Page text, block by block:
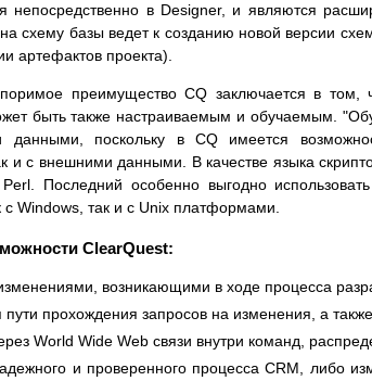
непосредственно в Designer, и являются
схему базы ведет к созданию новой версии
артефактов проекта).
преимущество CQ заключается в том,
быть также настраиваемым и обучаемым.
данными, поскольку в CQ имеется
и с внешними данными. В качестве языка
Последний особенно выгодно
Windows, так и с Unix платформами.
ClearQuest:
возникающими в ходе процесса
прохождения запросов на изменения, а
World Wide Web связи внутри команд,
и проверенного процесса CRM, либо